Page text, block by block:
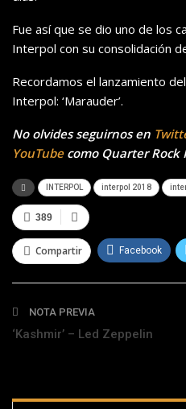
Fue así que se dio uno de los
Interpol con su consolidación
Recordamos el lanzamiento
Interpol: ‘Marauder’.
No olvides seguirnos en
YouTubecomo Quarter Rock
INTERPOL interpol 2018
389
Compartir Facebook
Telegram
NOTA PREVIA
‘Kashmir’ – Led Zeppelin